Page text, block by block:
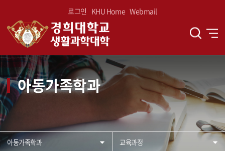
로그인 KHU Home Webmail
아동가족학과
아동가족학과 교육과정